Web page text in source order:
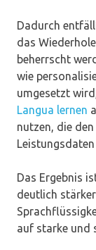
Dadurch
das
beherrscht
wie
umgesetzt
Langua lernen
nutzen, die
Das Ergebnis
deutlich
auf starke und